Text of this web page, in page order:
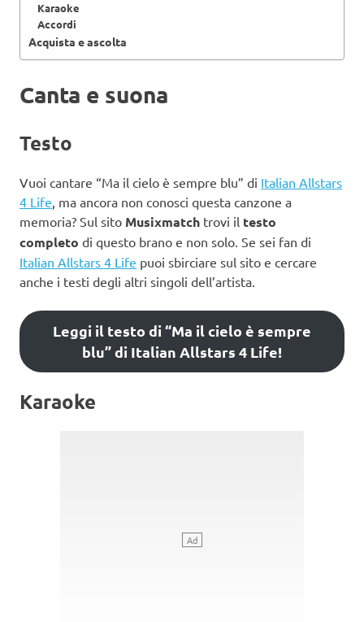
Karaoke
Accordi
Acquista e ascolta
Canta e suona
Testo
Vuoi cantare “Ma il cielo è sempre blu” di Italian Allstars
4 Life, ma ancora non conosci questa canzone a
memoria? Sul sito Musixmatch trovi il testo
completo di questo brano e non solo. Se sei fan di
Italian Allstars 4 Life puoi sbirciare sul sito e cercare
anche i testi degli altri singoli dell’artista.
Leggi il testo di “Ma il cielo è sempre
blu” di Italian Allstars 4 Life!
Karaoke